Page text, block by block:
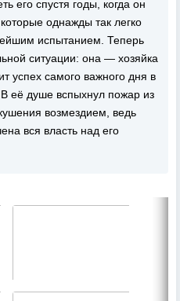
его спустя годы, когда он
однажды так легко
испытанием. Теперь
ситуации: она — хозяйка
успех самого важного дня в
её душе вспыхнул пожар из
возмездием, ведь
вся власть над его